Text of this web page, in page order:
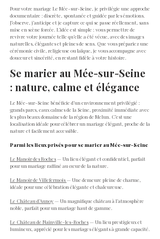
Pour votre mariage Le Mée-sur-Seine, je privilégie une approche
documentaire : discrète, spontanée et guidée par les émotions.
J’observe, j’anticipe et je capture ce qui se passe réellement, sans
mise en scène forcée. L’idée est simple : vous permettre de
revivre votre journée telle qu’elle a été vécue, avec des images
naturelles, élégantes et pleines de sens. Que vous prépariez une
cérémonie civile, religieuse ou laïque, je vous accompagne avec
douceur et sincérité, en restant fidèle à votre histoire.
Se marier au Mée-sur-Seine
: nature, calme et élégance
Le Mée-sur-Seine bénéficie d’un environnement privilégié :
grands parcs, eaux calmes de la Seine, proximité immédiate avec
les plus beaux domaines de la région de Melun. C’est une
localisation idéale pour célébrer un mariage élégant, proche de la
nature et facilement accessible.
Parmi les lieux prisés pour se marier au Mée-sur-Seine
Le Manoir des Roches— Un lieu élégant et confidentiel, parfait
pour un mariage raffiné au cœur de la nature.
Le Manoir de Villefermois— Une demeure pleine de charme,
idéale pour une célébration élégante et chaleureuse.
Le Château d’Aunoy— Un magnifique château à l’atmosphère
noble, parfait pour un mariage haut de gamme.
Le Château de Nainville-les-Roches— Un lieu prestigieux et
lumineux, apprécié pour les mariages élégants à grande capacité.